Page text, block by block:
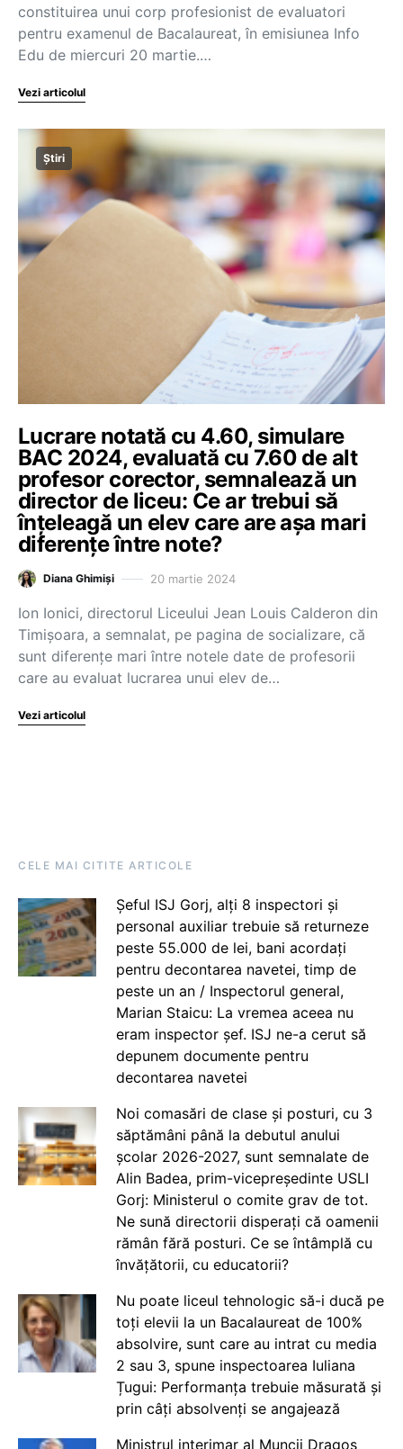
constituirea unui corp profesionist de evaluatori
pentru examenul de Bacalaureat, în emisiunea Info
Edu de miercuri 20 martie.…
Vezi articolul
Știri
Lucrare notată cu 4.60, simulare
BAC 2024, evaluată cu 7.60 de alt
profesor corector, semnalează un
director de liceu: Ce ar trebui să
înțeleagă un elev care are așa mari
diferențe între note?
Diana Ghimiși 20 martie 2024
Ion Ionici, directorul Liceului Jean Louis Calderon din
Timișoara, a semnalat, pe pagina de socializare, că
sunt diferențe mari între notele date de profesorii
care au evaluat lucrarea unui elev de…
Vezi articolul
CELE MAI CITITE ARTICOLE
Șeful ISJ Gorj, alți 8 inspectori și
personal auxiliar trebuie să returneze
peste 55.000 de lei, bani acordați
pentru decontarea navetei, timp de
peste un an / Inspectorul general,
Marian Staicu: La vremea aceea nu
eram inspector șef. ISJ ne-a cerut să
depunem documente pentru
decontarea navetei
Noi comasări de clase și posturi, cu 3
săptămâni până la debutul anului
școlar 2026-2027, sunt semnalate de
Alin Badea, prim-vicepreședinte USLI
Gorj: Ministerul o comite grav de tot.
Ne sună directorii disperați că oamenii
rămân fără posturi. Ce se întâmplă cu
învățătorii, cu educatorii?
Nu poate liceul tehnologic să-i ducă pe
toți elevii la un Bacalaureat de 100%
absolvire, sunt care au intrat cu media
2 sau 3, spune inspectoarea Iuliana
Țugui: Performanța trebuie măsurată și
prin câți absolvenți se angajează
Ministrul interimar al Muncii Dragos